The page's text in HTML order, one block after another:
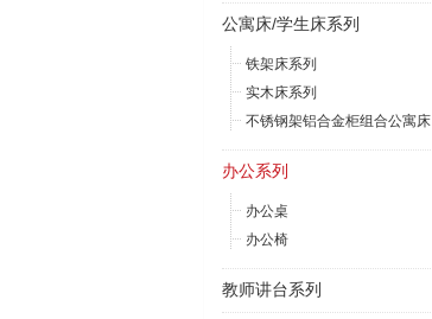
公寓床/学生床系列
铁架床系列
实木床系列
不锈钢架铝合金柜组合公寓床
办公系列
办公桌
办公椅
教师讲台系列